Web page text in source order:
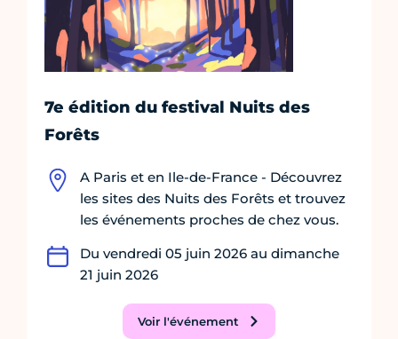
7e édition du festival Nuits des
Forêts
A Paris et en Ile-de-France - Découvrez
les sites des Nuits des Forêts et trouvez
les événements proches de chez vous.
Du vendredi 05 juin 2026 au dimanche
21 juin 2026
Voir l'événement